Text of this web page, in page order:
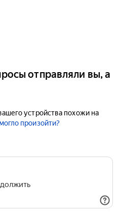
отправляли вы, а
устройства похожи на
произойти?